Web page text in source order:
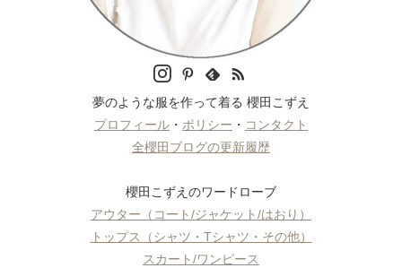
夢のような服を作って着る 櫻田こずえ
プロフィール ・ ポリシー ・ コンタクト
全櫻田ブログの更新履歴
櫻田こずえのワードローブ
アウター（コート/ジャケット/はおり）
トップス（シャツ・Tシャツ・その他）
スカート/ワンピース